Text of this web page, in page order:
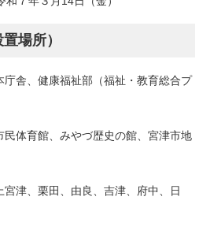
場所）
健康福祉部（福祉・教育総合プ
育館、みやづ歴史の館、宮津市地
津、栗田、由良、吉津、府中、日